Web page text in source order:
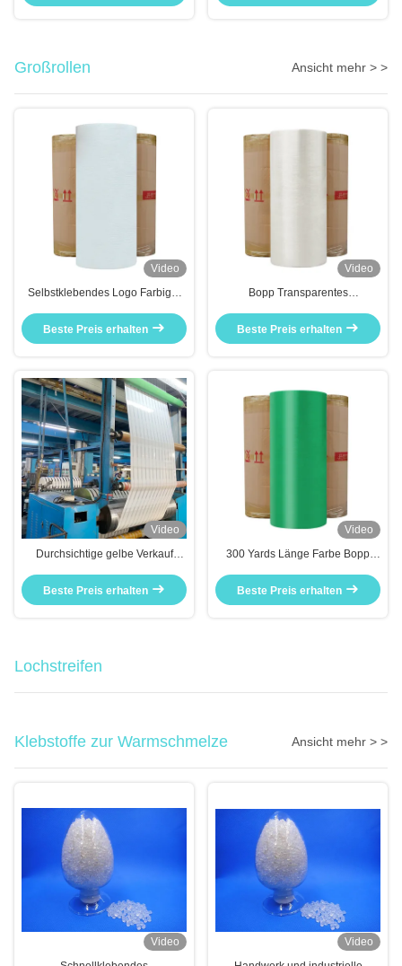
Großrollen Ansicht mehr > >
Video
Selbstklebendes Logo Farbiger
Beste Preis erhalten
Video
Bopp Transparentes
Verpackungsteppich BOPP/OPP
Beste Preis erhalten
Video
Durchsichtige gelbe Verkauf
Versandverpackung Jumbo
Rollen
Beste Preis erhalten
Video
300 Yards Länge Farbe Bopp
Beste Preis erhalten
Lochstreifen
Klebstoffe zur Warmschmelze Ansicht mehr > >
Video
Video